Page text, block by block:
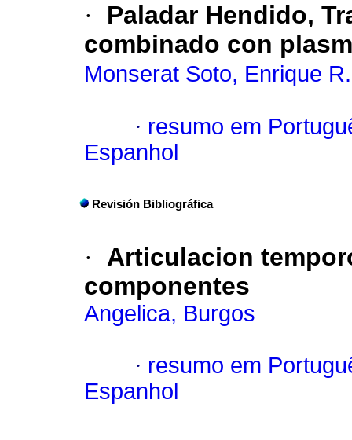
·
Paladar Hendido,
combinado con
Monserat Soto, Enrique R.
· resumo em
Espanhol
Revisión Bibliográfica
·
Articulacion
componentes
Angelica, Burgos
· resumo em
Espanhol